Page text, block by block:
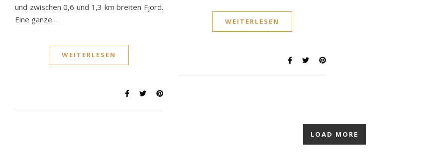
und zwischen 0,6 und 1,3 km breiten Fjord.
Eine ganze…
WEITERLESEN
WEITERLESEN
LOAD MORE